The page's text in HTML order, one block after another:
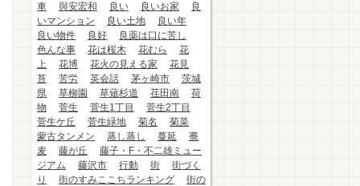
車
與安宏和 良い 良いお家
良
いマンション
良い土地
良い年
良い物件
良好
良薬は口に苦し
色んな事
花は桜木 花むら
花
上
花博 花火の見える家
花見
苔
苦労 英会話 茅ヶ崎市
茨城
県
草柳園 草薙杉道 荏田南
荷
物
菅生 菅生1丁目
菅生2丁目
菅生ケ丘
菅生緑地 菊名
菊菜
蒙古タンメン
蒸し蒸し 蔓延
蕎
麦
藤が丘
藤子・F・不二雄ミュー
ジアム
藤沢市 行動 街
街づく
り
街のすみここちランキング
街の